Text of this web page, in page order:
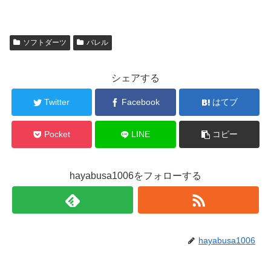
ソフトダーツ バレル
シェアする
Twitter Facebook はてブ
Pocket LINE コピー
hayabusa1006をフォローする
hayabusa1006